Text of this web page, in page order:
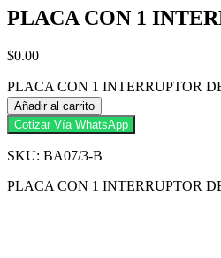
PLACA CON 1
$0.00
PLACA CON 1 INTERRUPTOR
Añadir al carrito
Cotizar Vía WhatsApp
SKU: BA07/3-B
PLACA CON 1 INTERRUPTOR